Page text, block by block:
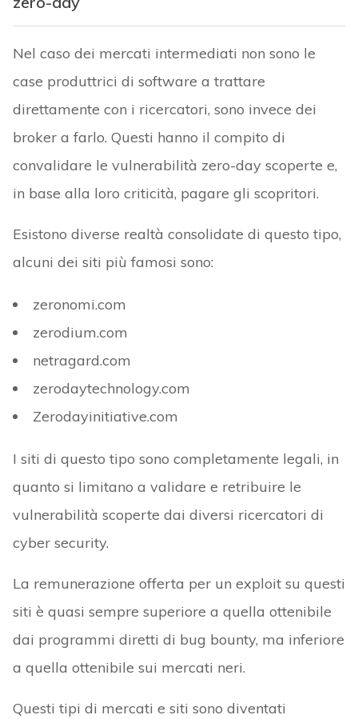
Nel caso dei mercati intermediati non sono le
case produttrici di software a trattare
direttamente con i ricercatori, sono invece dei
broker a farlo. Questi hanno il compito di
convalidare le vulnerabilità zero-day scoperte e,
in base alla loro criticità, pagare gli scopritori.
Esistono diverse realtà consolidate di questo tipo,
alcuni dei siti più famosi sono:
zeronomi.com
zerodium.com
netragard.com
zerodaytechnology.com
Zerodayinitiative.com
I siti di questo tipo sono completamente legali, in
quanto si limitano a validare e retribuire le
vulnerabilità scoperte dai diversi ricercatori di
cyber security.
La remunerazione offerta per un exploit su questi
siti è quasi sempre superiore a quella ottenibile
dai programmi diretti di bug bounty, ma inferiore
a quella ottenibile sui mercati neri.
Questi tipi di mercati e siti sono diventati